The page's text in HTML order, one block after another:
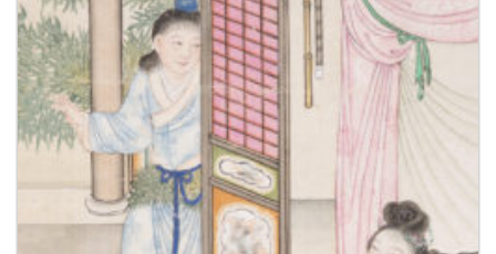
Aggiungi
alla lista
dei
desideri